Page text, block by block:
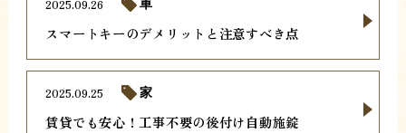
スマートキーのデメリットと注意すべき点
2025.09.26 車
賃貸でも安心！工事不要の後付け自動施錠
2025.09.25 家